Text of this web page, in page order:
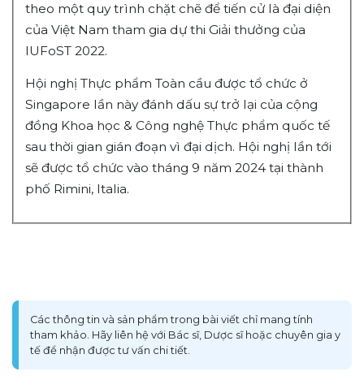
theo một quy trình chặt chẽ để tiến cử là đại diện
của Việt Nam tham gia dự thi Giải thưởng của
IUFoST 2022.
Hội nghị Thực phẩm Toàn cầu được tổ chức ở
Singapore lần này đánh dấu sự trở lại của cộng
đồng Khoa học & Công nghệ Thực phẩm quốc tế
sau thời gian gián đoạn vì đại dịch. Hội nghị lần tới
sẽ được tổ chức vào tháng 9 năm 2024 tại thành
phố Rimini, Italia.
Các thông tin và sản phẩm trong bài viết chỉ mang tính
tham khảo. Hãy liên hệ với Bác sĩ, Dược sĩ hoặc chuyên gia y
tế để nhận được tư vấn chi tiết.